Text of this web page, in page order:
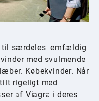
til særdeles lemfældig
med svulmende
Købekvinder. Når
rigeligt med
af Viagra i deres